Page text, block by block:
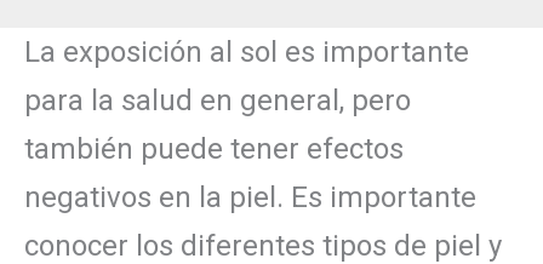
La exposición al sol es importante
para la salud en general, pero
también puede tener efectos
negativos en la piel. Es importante
conocer los diferentes tipos de piel y